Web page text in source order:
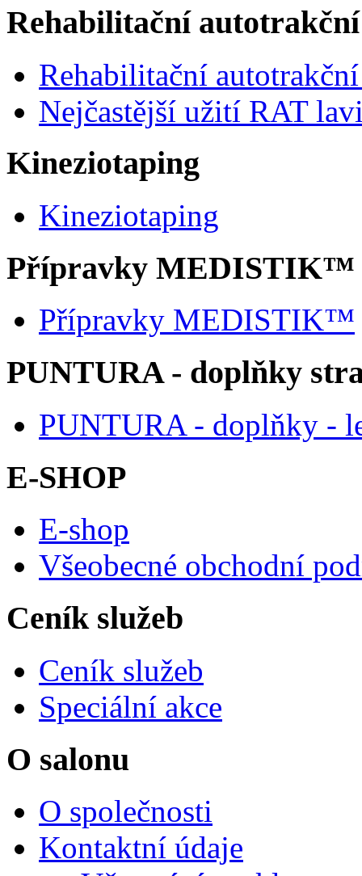
Rehabilitační
Rehabilitační
Nejčastější užití RAT
Kineziotaping
Kineziotaping
Přípravky MEDISTIK™
Přípravky MEDISTIK™
PUNTURA - doplňky
PUNTURA - doplňky -
E-SHOP
E-shop
Všeobecné obchodní
Ceník služeb
Ceník služeb
Speciální akce
O salonu
O společnosti
Kontaktní údaje